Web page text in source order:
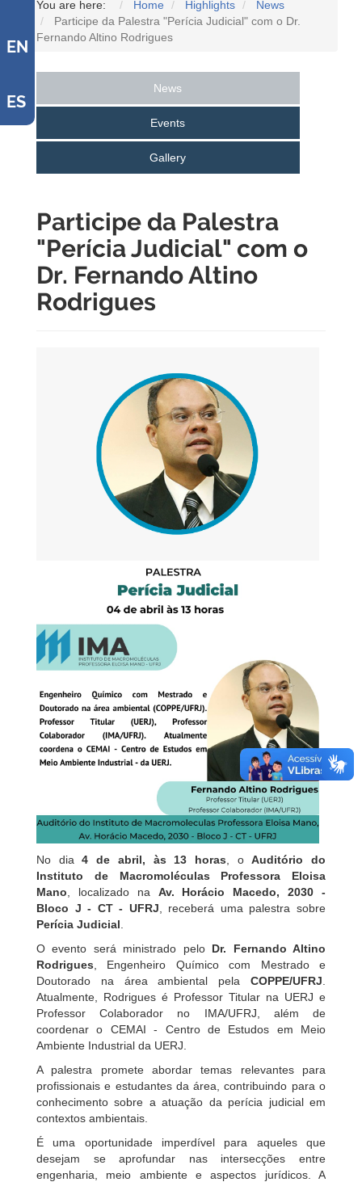
EN
ES
You are here: Home Highlights
News
Participe da Palestra "Perícia Judicial" com o Dr.
Fernando Altino Rodrigues
News
Events
Gallery
Participe da Palestra
"Perícia Judicial" com o
Dr. Fernando Altino
Rodrigues
No dia4 de abril, às 13 horas , oAuditório do
Instituto de Macromoléculas Professora Eloisa
Mano , localizado na Av. Horácio Macedo, 2030 -
Bloco J - CT - UFRJ , receberá uma palestra sobre
Perícia Judicial
O evento será ministrado pelo Dr. Fernando Altino
Rodrigues , Engenheiro Químico com Mestrado e
Doutorado na área ambiental pela COPPE/UFRJ
Atualmente, Rodrigues é Professor Titular na UERJ e
Professor Colaborador no IMA/UFRJ, além de
coordenar o CEMAI - Centro de Estudos em Meio
Ambiente Industrial da UERJ.
A palestra promete abordar temas relevantes para
profissionais e estudantes da área, contribuindo para o
conhecimento sobre a atuação da perícia judicial em
contextos ambientais.
É uma oportunidade imperdível para aqueles que
desejam se aprofundar nas intersecções entre
engenharia, meio ambiente e aspectos jurídicos. A